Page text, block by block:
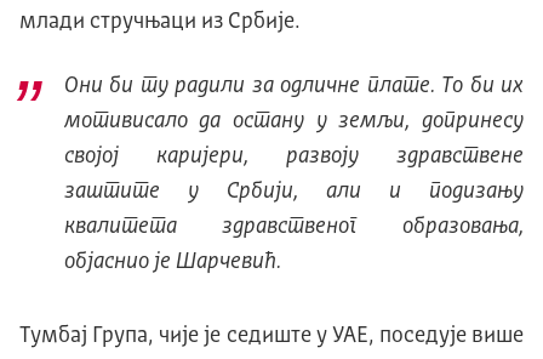
млади стручњаци из Србије.
Они би ту радили за одличне плате. То би их
мотивисало да остану у земљи, допринесу
својој каријери, развоју здравствене
заштите у Србији, али и подизању
квалитета здравственог образовања,
објаснио је Шарчевић.
Тумбај Група, чије је седиште у УАЕ, поседује више